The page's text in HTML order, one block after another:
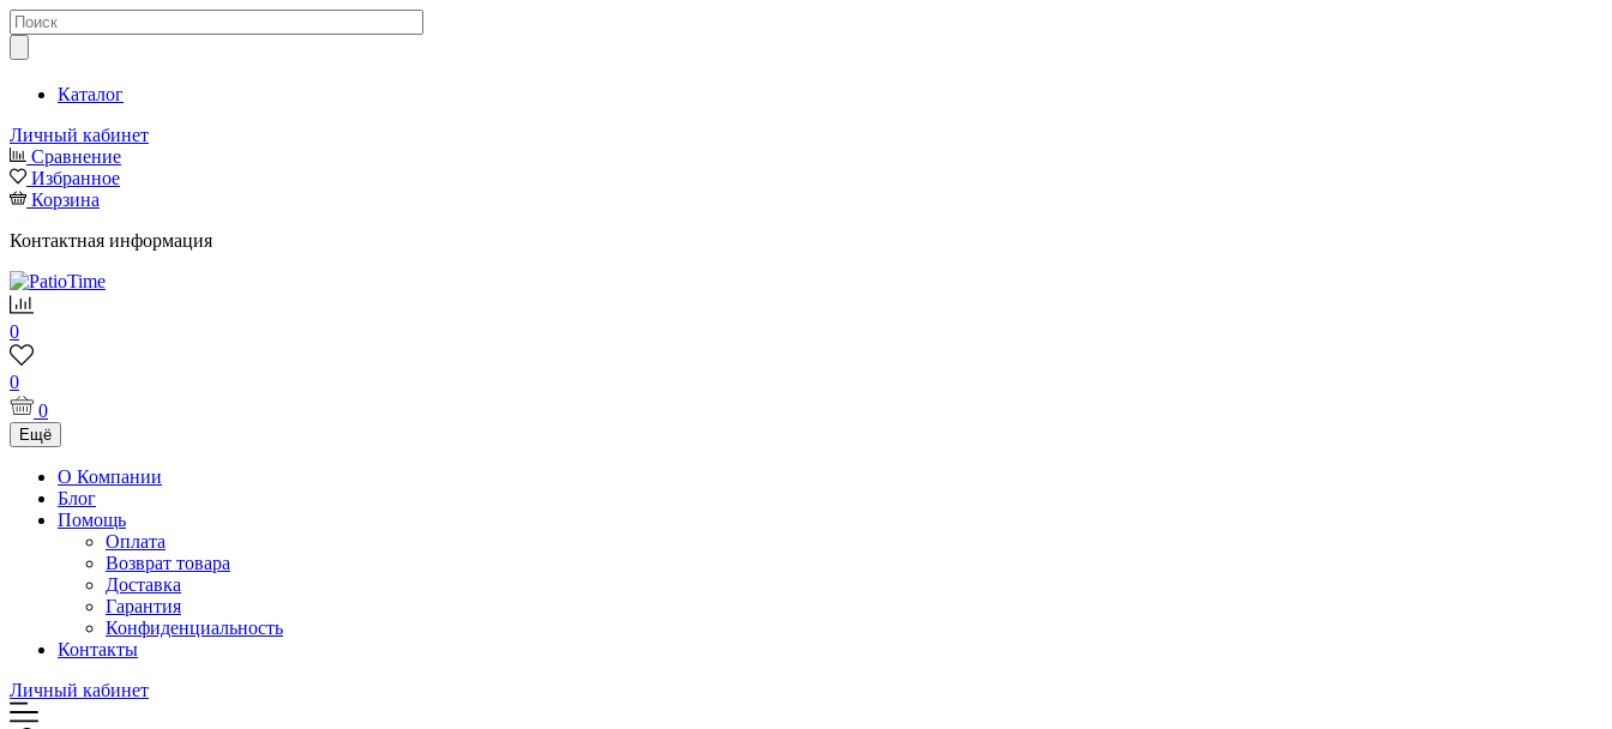
Каталог
Личный кабинет
Сравнение
Избранное
Корзина
Контактная информация
0
0
0
Ещё
О Компании
Блог
Помощь
Оплата
Возврат товара
Доставка
Гарантия
Конфиденциальность
Контакты
Личный кабинет